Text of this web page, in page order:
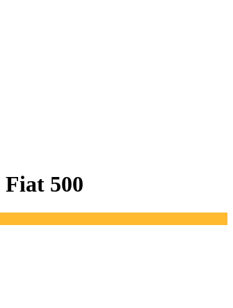
Fiat 500